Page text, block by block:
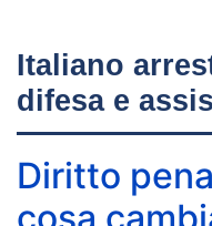
Italiano
difesa e
Diritto
cosa